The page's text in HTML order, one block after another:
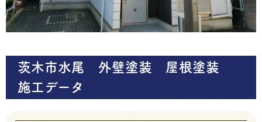
茨木市水尾 外壁塗装 屋根塗装
施工データ